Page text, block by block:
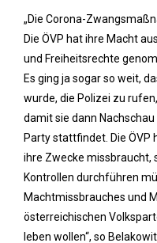
„Die Corona-
Die ÖVP hat ihre Macht
und Freiheitsrechte
Es ging ja sogar so weit,
wurde, die Polizei zu
damit sie dann
Party stattfindet. Die
ihre Zwecke missbraucht,
Kontrollen durchführen
Machtmissbrauches und
österreichischen
leben wollen“, so